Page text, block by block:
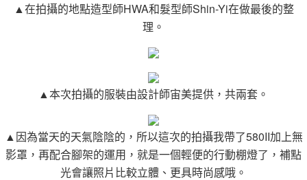
▲在拍攝的地點造型師HWA和髮型師Shin-Yi在做最後的整
理。
▲本次拍攝的服裝由設計師宙美提供，共兩套。
▲因為當天的天氣陰陰的，所以這次的拍攝我帶了580II加上無
影罩，再配合腳架的運用，就是一個輕便的行動棚燈了，補點
光會讓照片比較立體、更具時尚感哦。